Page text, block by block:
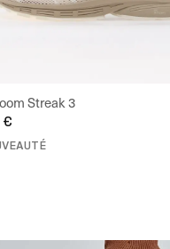
Streak 3
€